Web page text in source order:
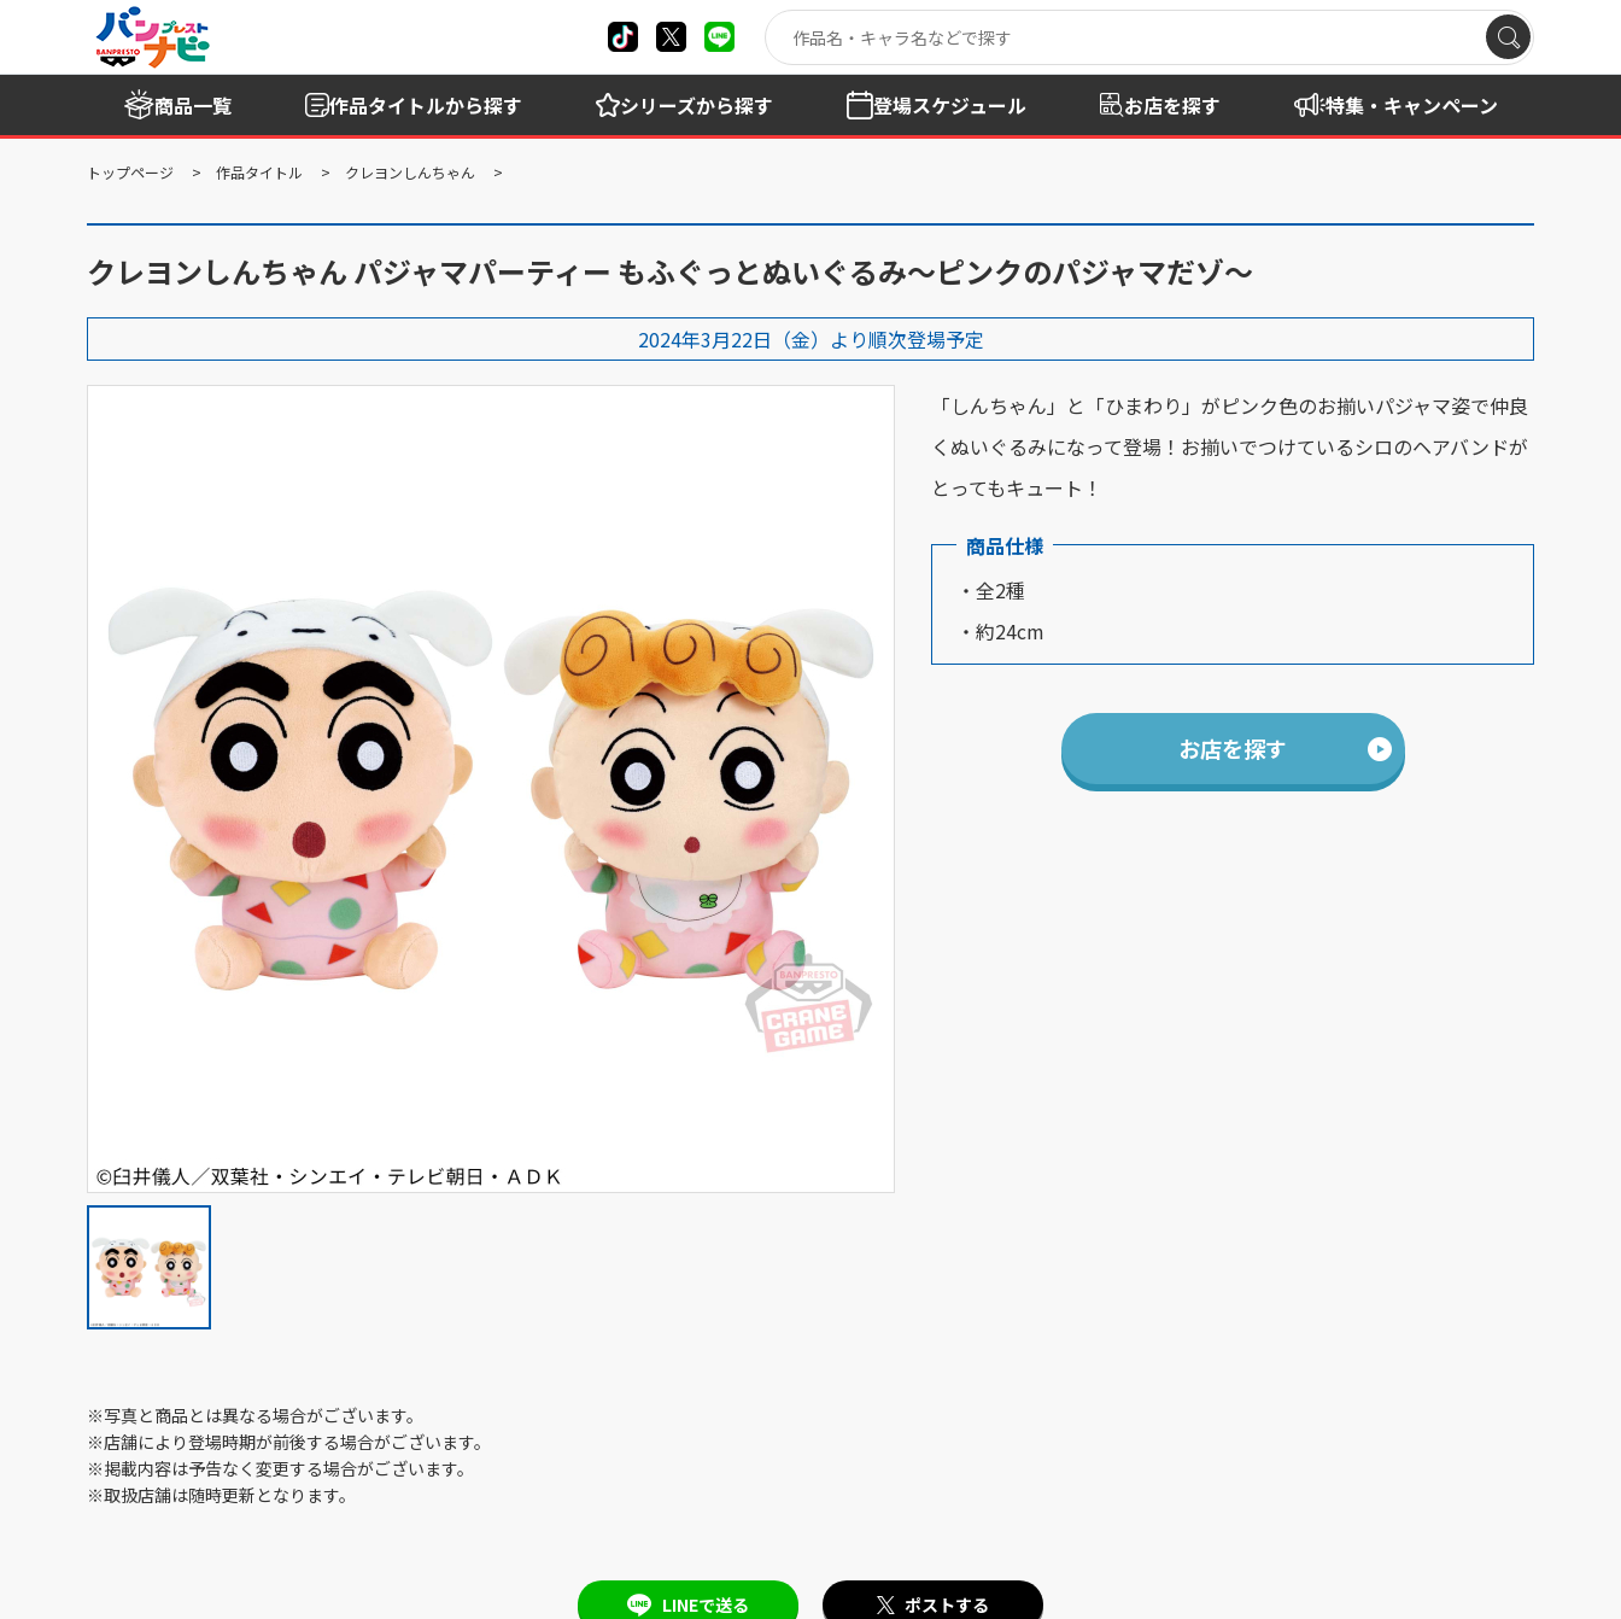
商品一覧 作品タイトルから探す シリーズから探す 登場スケジュール お店を探す 特集・キャンペーン
トップページ 作品タイトル クレヨンしんちゃん
クレヨンしんちゃん パジャマパーティー もふぐっとぬいぐるみ～ピンクのパジャマだゾ～
2024年3月22日（金）より順次登場予定
「しんちゃん」と「ひまわり」がピンク色のお揃いパジャマ姿で仲良
くぬいぐるみになって登場！お揃いでつけているシロのヘアバンドが
とってもキュート！
商品仕様
・全2種
・約24cm
お店を探す
※写真と商品とは異なる場合がございます。
※店舗により登場時期が前後する場合がございます。
※掲載内容は予告なく変更する場合がございます。
※取扱店舗は随時更新となります。
LINEで送る ポストする